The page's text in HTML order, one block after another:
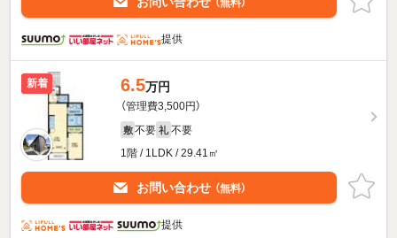
（無料）
提供
新着 6.5万円
（管理費3,500円）
敷 不要 礼 不要
1階 / 1LDK / 29.41㎡
お問い合わせ （無料）
提供